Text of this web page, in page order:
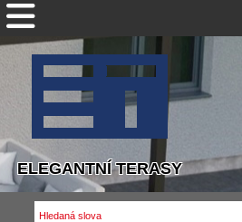
ELEGANTNÍ TERASY